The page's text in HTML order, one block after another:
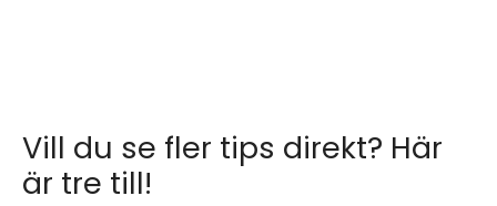
Vill du se fler tips direkt? Här
är tre till!